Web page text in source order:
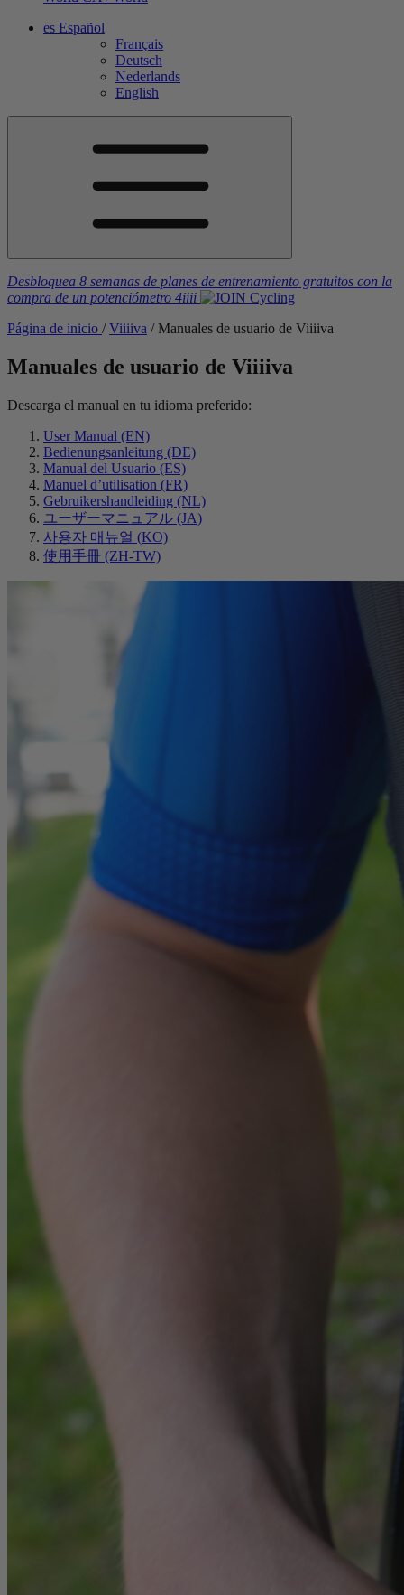
es Español
Français
Deutsch
Nederlands
English
Desbloquea 8 semanas de planes de entrenamiento gratuitos con la
compra de un potenciómetro 4iiii
Página de inicio / Viiiiva / Manuales de usuario de Viiiiva
Manuales de usuario de Viiiiva
Descarga el manual en tu idioma preferido:
User Manual (EN)
Bedienungsanleitung (DE)
Manual del Usuario (ES)
Manuel d’utilisation (FR)
Gebruikershandleiding (NL)
ユーザーマニュアル (JA)
사용자 매뉴얼 (KO)
使用手冊 (ZH-TW)